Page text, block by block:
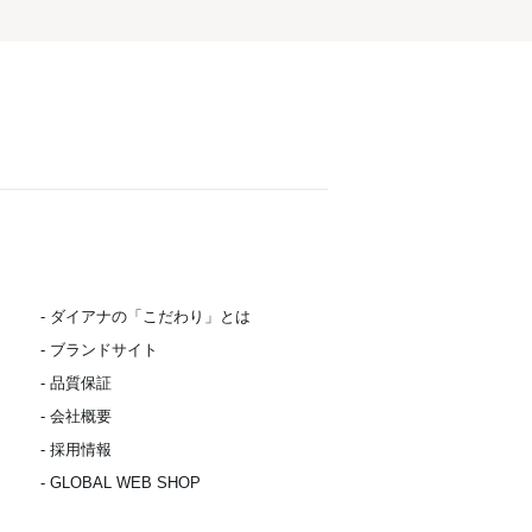
- ダイアナの「こだわり」とは
- ブランドサイト
- 品質保証
- 会社概要
- 採用情報
- GLOBAL WEB SHOP